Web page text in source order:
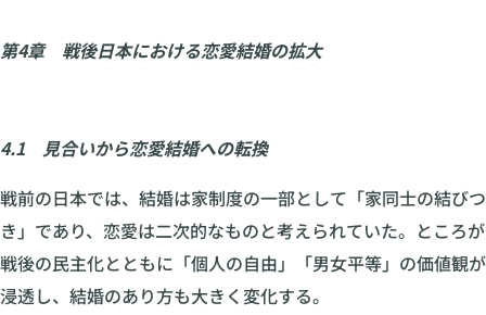
第4章 戦後日本における恋愛結婚の拡大
4.1 見合いから恋愛結婚への転換
戦前の日本では、結婚は家制度の一部として「家同士の結びつ
き」であり、恋愛は二次的なものと考えられていた。ところが
戦後の民主化とともに「個人の自由」「男女平等」の価値観が
浸透し、結婚のあり方も大きく変化する。